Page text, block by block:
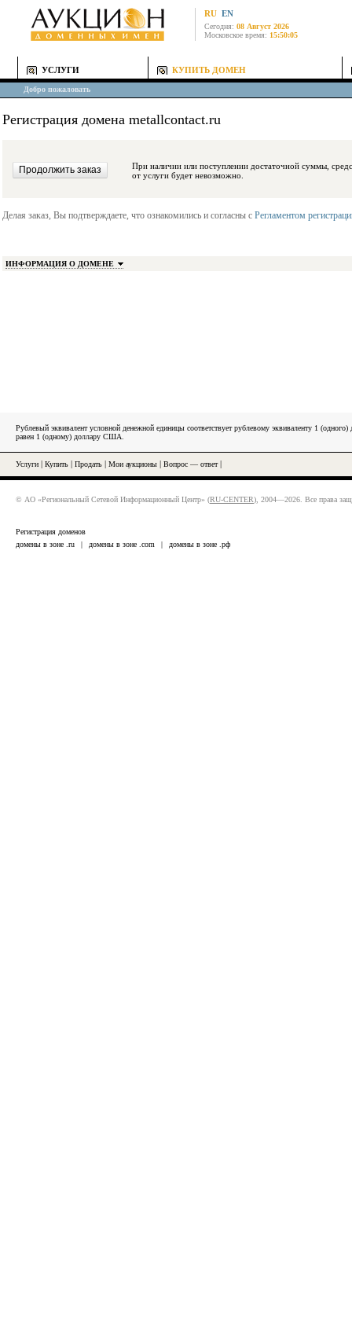
RU EN
Сегодня: 08 Август 2026
Московское время: 15:50:05
УСЛУГИ КУПИТЬ ДОМЕН
Добро пожаловать
Регистрация домена metallcontact.ru
При наличии или поступлении достаточной суммы, средства будут
от услуги будет невозможно.
Делая заказ, Вы подтверждаете, что ознакомились и согласны с Регламентом
ИНФОРМАЦИЯ О ДОМЕНЕ
Рублевый эквивалент условной денежной единицы соответствует рублевому эквиваленту 1
равен 1 (одному) доллару США.
Услуги Купить Продать Мои аукционы Вопрос — ответ|
© АО «Региональный Сетевой Информационный Центр» (RU-CENTER), 2004—2026. Все права
Регистрация доменов
домены в зоне .ru
| домены в зоне .com | домены в зоне .рф